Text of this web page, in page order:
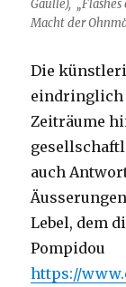
Gaulle),
Macht der
Die
eindringlich
Zeiträume
auch
Lebel, dem
Pompidou
https://